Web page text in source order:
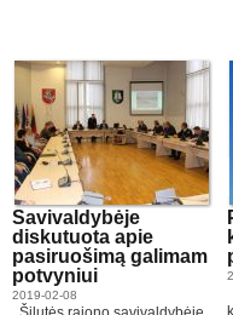
Savivaldybėje
diskutuota apie
pasiruošimą galimam
potvyniui
2019-02-08